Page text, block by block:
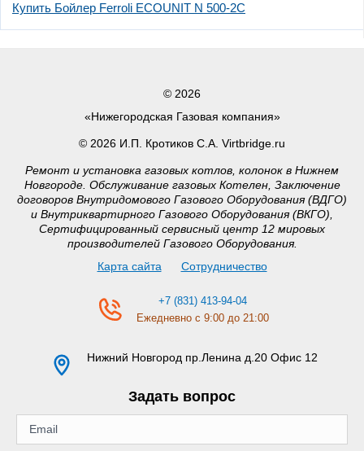
Купить Бойлер Ferroli ECOUNIT N 500-2C
© 2026
«Нижегородская Газовая компания»
© 2026 И.П. Кротиков С.А. Virtbridge.ru
Ремонт и установка газовых котлов, колонок в Нижнем
Новгороде. Обслуживание газовых Котелен, Заключение
договоров Внутридомового Газового Оборудования (ВДГО)
и Внутриквартирного Газового Оборудования (ВКГО),
Сертифицированный сервисный центр 12 мировых
производителей Газового Оборудования.
Карта сайта
Сотрудничество
+7 (831) 413-94-04
Ежедневно с 9:00 до 21:00
Нижний Новгород пр.Ленина д.20 Офис 12
Задать вопрос